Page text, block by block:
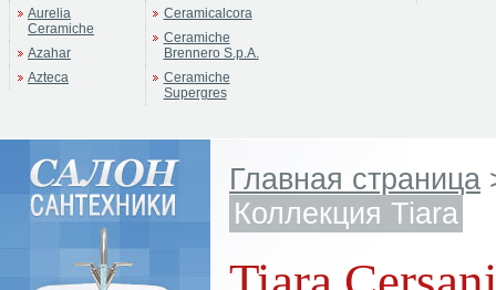
Aurelia
Ceramiche
Azahar
Azteca
Ceramicalcora
Ceramiche
Brennero S.p.A.
Ceramiche
Supergres
Главная страница
Коллекция Tiara